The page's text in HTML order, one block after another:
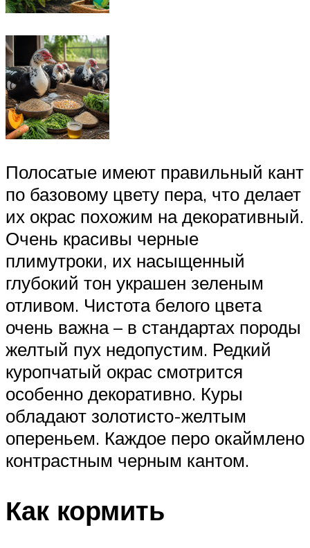
Полосатые имеют правильный кант
по базовому цвету пера, что делает
их окрас похожим на декоративный.
Очень красивы черные
плимутроки, их насыщенный
глубокий тон украшен зеленым
отливом. Чистота белого цвета
очень важна – в стандартах породы
желтый пух недопустим. Редкий
куропчатый окрас смотрится
особенно декоративно. Куры
обладают золотисто-желтым
опереньем. Каждое перо окаймлено
контрастным черным кантом.
Как кормить